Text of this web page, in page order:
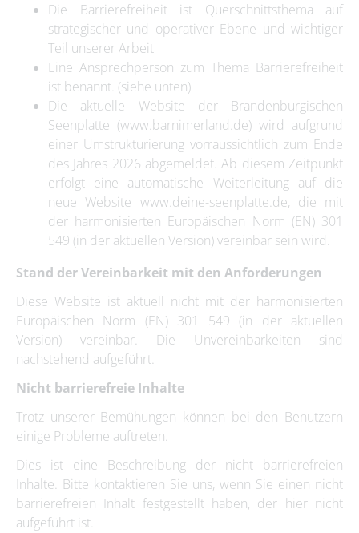
Die Barrierefreiheit ist Querschnittsthema auf
strategischer und operativer Ebene und wichtiger
Teil unserer Arbeit
Eine Ansprechperson zum Thema Barrierefreiheit
ist benannt. (siehe unten)
Die aktuelle Website der Brandenburgischen
Seenplatte (www.barnimerland.de) wird aufgrund
einer Umstrukturierung vorraussichtlich zum Ende
des Jahres 2026 abgemeldet. Ab diesem Zeitpunkt
erfolgt eine automatische Weiterleitung auf die
neue Website www.deine-seenplatte.de, die mit
der harmonisierten Europäischen Norm (EN) 301
549 (in der aktuellen Version) vereinbar sein wird.
Stand der Vereinbarkeit mit den Anforderungen
Diese Website ist aktuell nicht mit der harmonisierten
Europäischen Norm (EN) 301 549 (in der aktuellen
Version) vereinbar. Die Unvereinbarkeiten sind
nachstehend aufgeführt.
Nicht barrierefreie Inhalte
Trotz unserer Bemühungen können bei den Benutzern
einige Probleme auftreten.
Dies ist eine Beschreibung der nicht barrierefreien
Inhalte. Bitte kontaktieren Sie uns, wenn Sie einen nicht
barrierefreien Inhalt festgestellt haben, der hier nicht
aufgeführt ist.